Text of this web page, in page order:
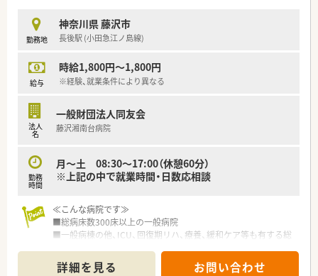
■充実した研修制度、人事制度、評価制度、キャリア支援制度等
があるのも特徴です
勤務地
神奈川県 藤沢市
長後駅 (小田急江ノ島線)
給与
時給1,800円～1,800円
※経験、就業条件により異なる
法人
名
一般財団法人同友会
藤沢湘南台病院
勤務
時間
月～土 08:30～17:00（休憩60分）
※上記の中で就業時間・日数応相談
≪こんな病院です≫
■総病床数300床以上の一般病院
■一般病棟の他、ICU、回復期リハ、療養、緩和ケア等も有する総
■薬剤師は20名弱在籍しています
詳細を見る お問い合わせ